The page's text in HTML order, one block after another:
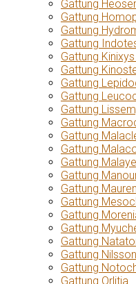
Gattung
Gattung
Gattung
Gattung
Gattung
Gattung
Gattung
Gattung
Gattung
Gattung
Gattung
Gattung
Gattung
Gattung
Gattung
Gattung
Gattung
Gattung
Gattung
Gattung
Gattung
Gattung Orlitia